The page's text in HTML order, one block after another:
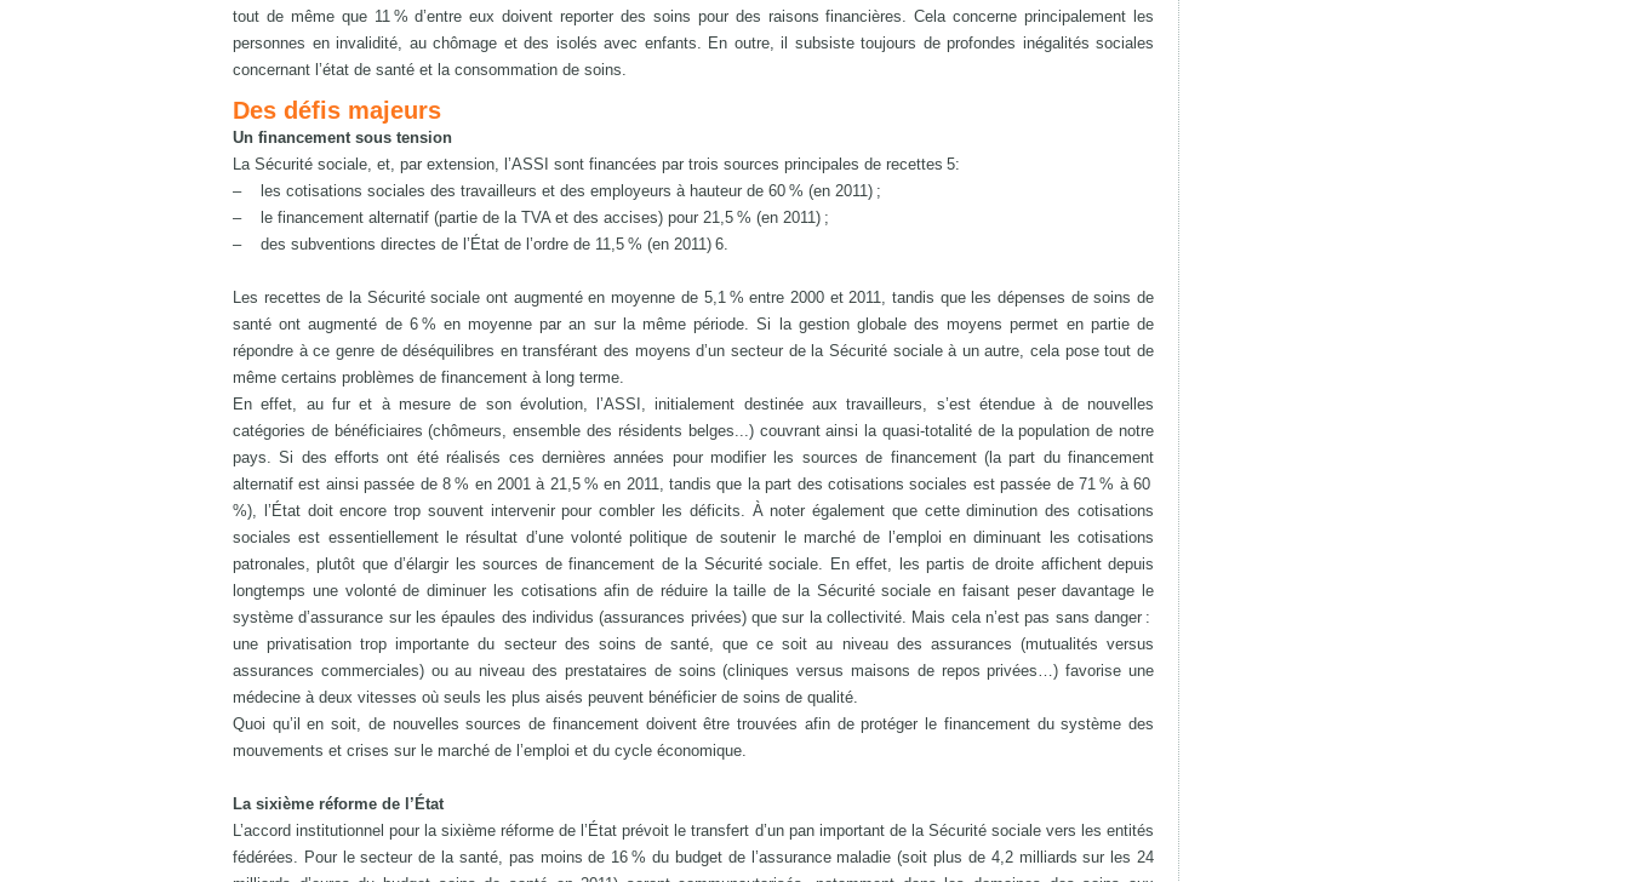
tout de même que 11 % d’entre eux doivent reporter des soins pour des raisons financières. Cela concerne principalement les
personnes en invalidité, au chômage et des isolés avec enfants. En outre, il subsiste toujours de profondes inégalités sociales
concernant l’état de santé et la consommation de soins.
Des défis majeurs
Un financement sous tension
La Sécurité sociale, et, par extension, l’ASSI sont financées par trois sources principales de recettes 5:
– les cotisations sociales des travailleurs et des employeurs à hauteur de 60 % (en 2011) ;
– le financement alternatif (partie de la TVA et des accises) pour 21,5 % (en 2011) ;
– des subventions directes de l’État de l’ordre de 11,5 % (en 2011) 6.
Les recettes de la Sécurité sociale ont augmenté en moyenne de 5,1 % entre 2000 et 2011, tandis que les dépenses de soins de
santé ont augmenté de 6 % en moyenne par an sur la même période. Si la gestion globale des moyens permet en partie de
répondre à ce genre de déséquilibres en transférant des moyens d’un secteur de la Sécurité sociale à un autre, cela pose tout de
même certains problèmes de financement à long terme.
En effet, au fur et à mesure de son évolution, l’ASSI, initialement destinée aux travailleurs, s’est étendue à de nouvelles
catégories de bénéficiaires (chômeurs, ensemble des résidents belges...) couvrant ainsi la quasi-totalité de la population de notre
pays. Si des efforts ont été réalisés ces dernières années pour modifier les sources de financement (la part du financement
alternatif est ainsi passée de 8 % en 2001 à 21,5 % en 2011, tandis que la part des cotisations sociales est passée de 71 % à 60
%), l’État doit encore trop souvent intervenir pour combler les déficits. À noter également que cette diminution des cotisations
sociales est essentiellement le résultat d’une volonté politique de soutenir le marché de l’emploi en diminuant les cotisations
patronales, plutôt que d’élargir les sources de financement de la Sécurité sociale. En effet, les partis de droite affichent depuis
longtemps une volonté de diminuer les cotisations afin de réduire la taille de la Sécurité sociale en faisant peser davantage le
système d’assurance sur les épaules des individus (assurances privées) que sur la collectivité. Mais cela n’est pas sans danger :
une privatisation trop importante du secteur des soins de santé, que ce soit au niveau des assurances (mutualités versus
assurances commerciales) ou au niveau des prestataires de soins (cliniques versus maisons de repos privées…) favorise une
médecine à deux vitesses où seuls les plus aisés peuvent bénéficier de soins de qualité.
Quoi qu’il en soit, de nouvelles sources de financement doivent être trouvées afin de protéger le financement du système des
mouvements et crises sur le marché de l’emploi et du cycle économique.
La sixième réforme de l’État
L’accord institutionnel pour la sixième réforme de l’État prévoit le transfert d’un pan important de la Sécurité sociale vers les entités
fédérées. Pour le secteur de la santé, pas moins de 16 % du budget de l’assurance maladie (soit plus de 4,2 milliards sur les 24